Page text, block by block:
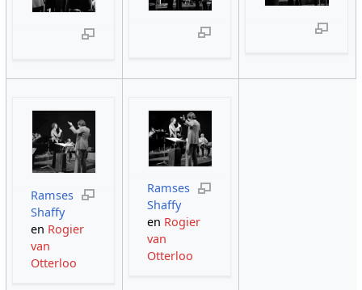
Ramses
Shaffy
en Rogier
van
Otterloo
Ramses
Shaffy
en Rogier
van
Otterloo